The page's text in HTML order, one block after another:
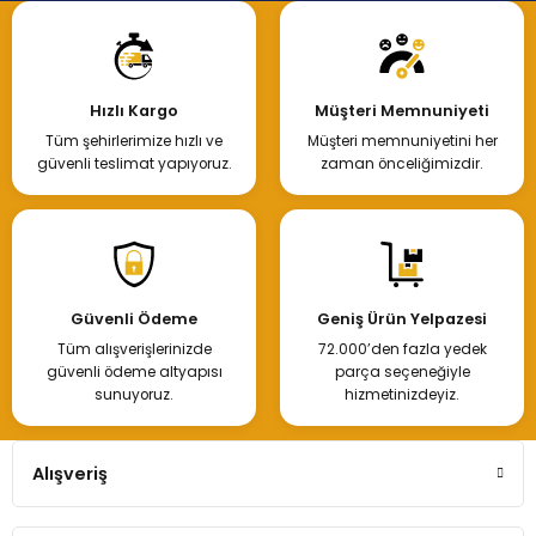
Hızlı Kargo
Tüm şehirlerimize hızlı ve
güvenli teslimat yapıyoruz.
Müşteri Memnuniyeti
Müşteri memnuniyetini her
zaman önceliğimizdir.
Güvenli Ödeme
Tüm alışverişlerinizde
güvenli ödeme altyapısı
sunuyoruz.
Geniş Ürün Yelpazesi
72.000’den fazla yedek
parça seçeneğiyle
hizmetinizdeyiz.
Alışveriş